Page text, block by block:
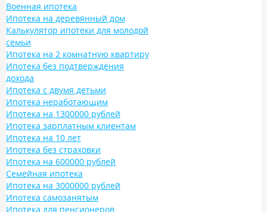
Военная ипотека
Ипотека на деревянный дом
Калькулятор ипотеки для молодой
семьи
Ипотека на 2 комнатную квартиру
Ипотека без подтверждения
дохода
Ипотека с двумя детьми
Ипотека неработающим
Ипотека на 1300000 рублей
Ипотека зарплатным клиентам
Ипотека на 10 лет
Ипотека без страховки
Ипотека на 600000 рублей
Семейная ипотека
Ипотека на 3000000 рублей
Ипотека самозанятым
Ипотека для пенсионеров